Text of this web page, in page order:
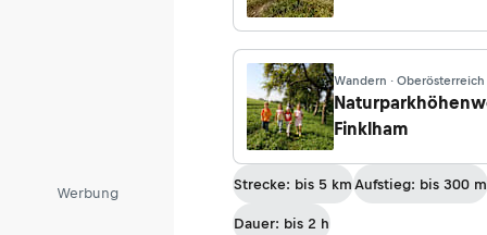
Werbung
Wandern · Oberösterreich
Finklham
Strecke: bis 5 km Aufstieg: bis 300 m
Dauer: bis 2 h